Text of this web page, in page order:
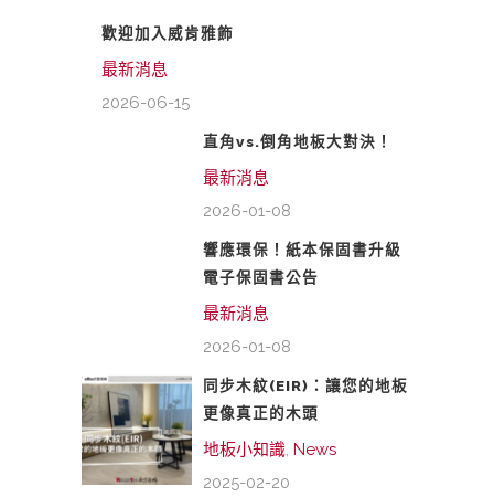
歡迎加入威肯雅飾
最新消息
2026-06-15
直角vs.倒角地板大對決！
最新消息
2026-01-08
響應環保！紙本保固書升級
電子保固書公告
最新消息
2026-01-08
同步木紋(EIR)：讓您的地板
更像真正的木頭
地板小知識, News
2025-02-20